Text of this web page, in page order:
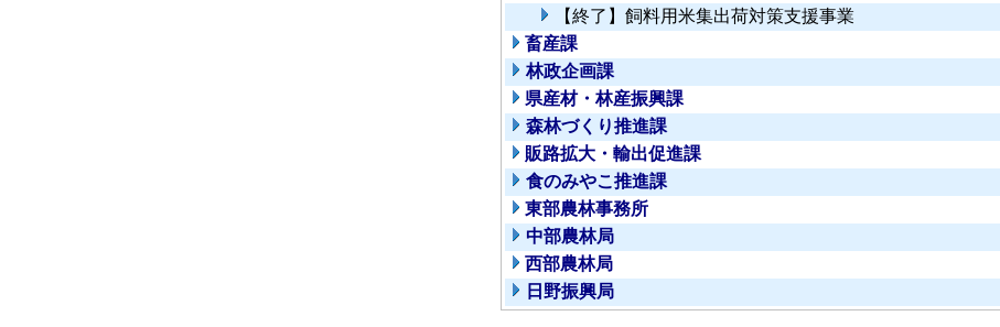
【終了】飼料用米集出荷対策支援事業
畜産課
林政企画課
県産材・林産振興課
森林づくり推進課
販路拡大・輸出促進課
食のみやこ推進課
東部農林事務所
中部農林局
西部農林局
日野振興局